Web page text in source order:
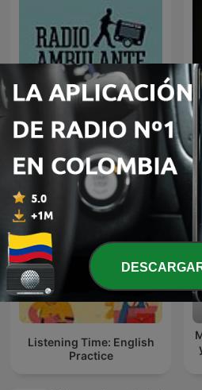
Radio Ambulante
Listening Time: English
Practice